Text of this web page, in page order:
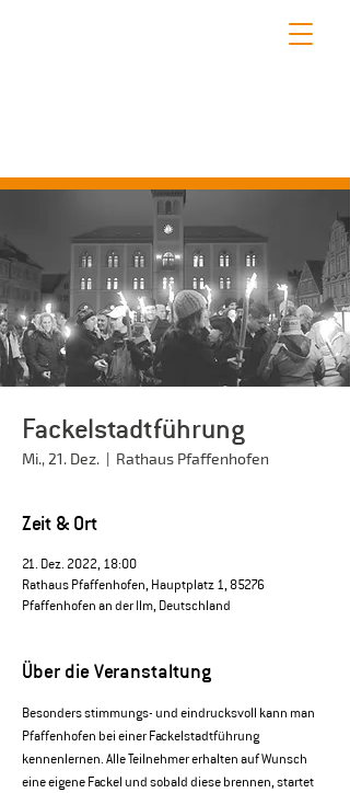
Fackelstadtführung
Mi., 21. Dez.
  |
Rathaus Pfaffenhofen
Zeit & Ort
21. Dez. 2022, 18:00
Rathaus Pfaffenhofen, Hauptplatz 1, 85276
Pfaffenhofen an der Ilm, Deutschland
Über die Veranstaltung
Besonders stimmungs- und eindrucksvoll kann man
Pfaffenhofen bei einer Fackelstadtführung
kennenlernen. Alle Teilnehmer erhalten auf Wunsch
eine eigene Fackel und sobald diese brennen, startet